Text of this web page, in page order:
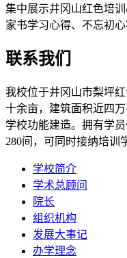
集中展示井冈山红色培
家书学习心得、不忘初
联系我们
我校位于井冈山市梨坪
十余亩，建筑面积近四
学校功能建造。拥有学
280间，可同时接纳培训
学校简介
学术总顾问
院长
组织机构
发展大事记
办学理念